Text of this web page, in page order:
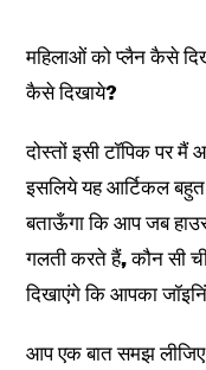
महिलाओं को प्लैन कैसे
कैसे दिखाये?
दोस्तों इसी टॉपिक पर मैं
इसलिये यह आर्टिकल
बताऊँगा कि आप जब
गलती करते हैं, कौन सी
दिखाएंगे कि आपका
आप एक बात समझ